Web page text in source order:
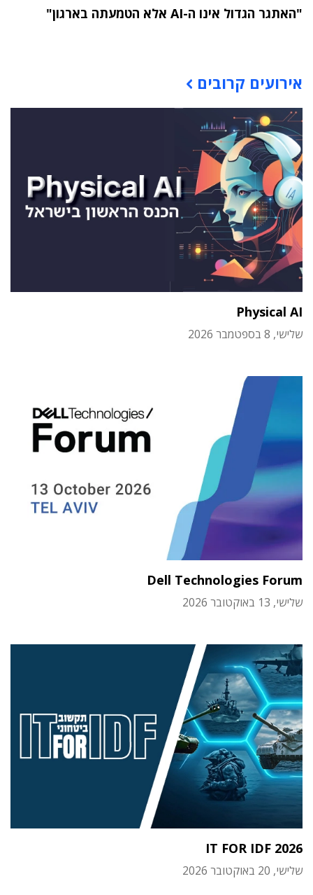
"האתגר הגדול אינו ה-AI אלא הטמעתה בארגון"
אירועים קרובים
Physical AI
שלישי, 8 בספטמבר 2026
Dell Technologies Forum
שלישי, 13 באוקטובר 2026
IT FOR IDF 2026
שלישי, 20 באוקטובר 2026